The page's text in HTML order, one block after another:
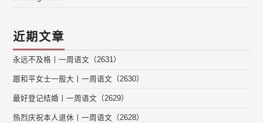
近期文章
永远不及格丨一周语文（2631）
跟和平女士一般大丨一周语文（2630）
最好登记结婚丨一周语文（2629）
热烈庆祝本人退休丨一周语文（2628）